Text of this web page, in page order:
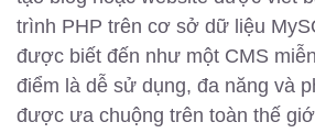
trình PHP trên cơ sở dữ liệu
được biết đến như một CMS
điểm là dễ sử dụng, đa năng và
được ưa chuộng trên toàn thế